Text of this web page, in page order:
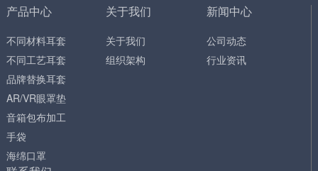
产品中心
不同材料耳套
不同工艺耳套
品牌替换耳套
AR/VR眼罩垫
音箱包布加工
手袋
海绵口罩
关于我们
关于我们
组织架构
新闻中心
公司动态
行业资讯